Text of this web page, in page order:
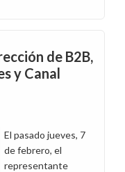
de B2B,
y Canal
El pasado jueves, 7
de febrero, el
representante